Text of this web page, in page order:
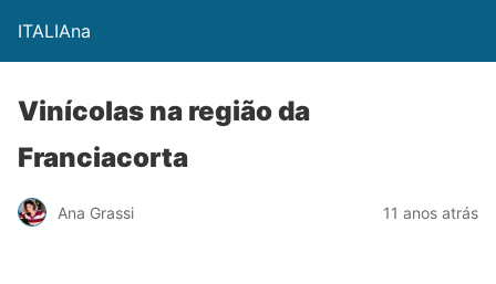
ITALIAna
Vinícolas na região da
Franciacorta
Ana Grassi 11 anos atrás